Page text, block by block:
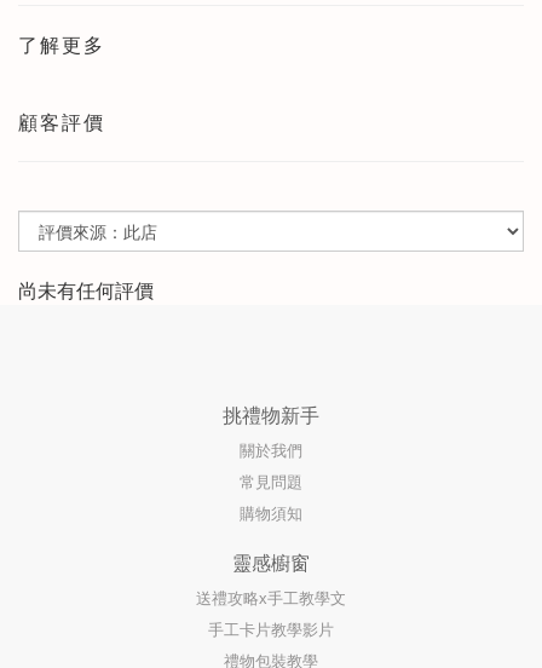
了解更多
顧客評價
尚未有任何評價
挑禮物新手
關於我們
常見問題
購物須知
靈感櫥窗
送禮攻略x手工教學文
手工卡片教學影片
禮物包裝教學